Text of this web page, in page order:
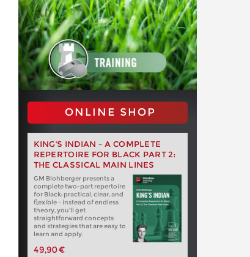
ONLINE SHOP
KING'S INDIAN – A COMPLETE
REPERTOIRE FOR BLACK PART 2:
THE CLASSICAL MAIN LINES
GM Blohberger presents a
complete two-part repertoire
for Black: practical, clear, and
flexible – instead of endless
theory, you’ll get
straightforward concepts
and strategies that are easy to
learn and apply.
49,90 €